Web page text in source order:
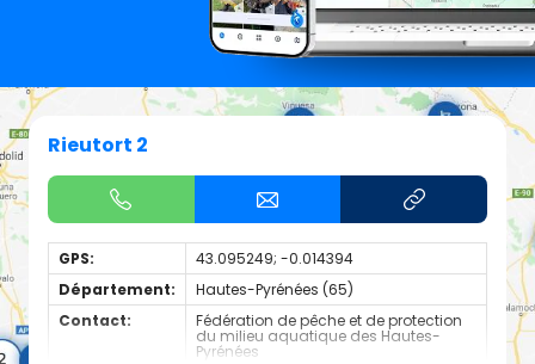
Rieutort 2
GPS:
43.095249; -0.014394
Département:
Hautes-Pyrénées (65)
Contact:
Fédération de pêche et de protection
du milieu aquatique des Hautes-
Pyrénées